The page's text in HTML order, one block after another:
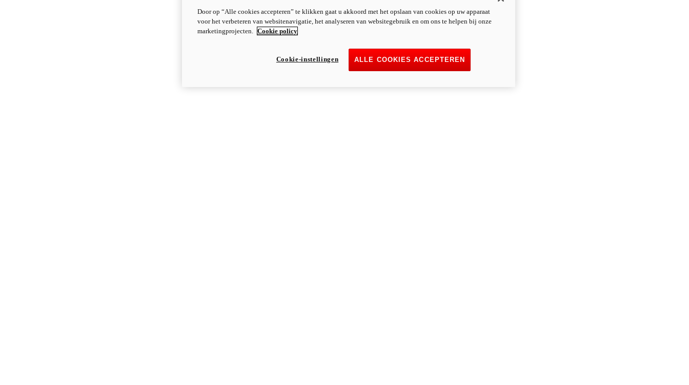
Door op “Alle cookies accepteren” te klikken gaat u akkoord met het opslaan van cookies op uw apparaat
voor het verbeteren van websitenavigatie, het analyseren van websitegebruik en om ons te helpen bij onze
marketingprojecten. Cookie policy
ALLE COOKIES ACCEPTEREN
Cookie-instellingen